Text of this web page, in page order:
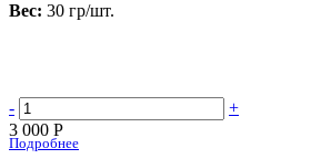
Вес: 30 гр/шт.
-
+
3 000 Р
Подробнее